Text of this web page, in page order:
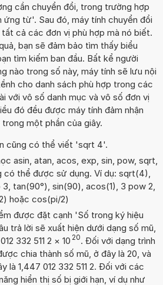
cần chuyển đổi, trong trường hợp
ứng từ'. Sau đó, máy tính chuyển đổi
cả các đơn vị phù hợp mà nó biết.
bạn sẽ đảm bảo tìm thấy biểu
tìm kiếm ban đầu. Bất kể người
nào trong số này, máy tính sẽ lưu nội
cho danh sách phù hợp trong các
với vô số danh mục và vô số đơn vị
đó đều được máy tính đảm nhận
một phần của giây.
cũng có thể viết 'sqrt 4'.
asin, atan, acos, exp, sin, pow, sqrt,
có thể được sử dụng. Ví dụ: sqrt(4),
tan(90°), sin(90), acos(1), 3 pow 2,
hoặc cos(pi/2)
được đặt cạnh 'Số trong ký hiệu
trả lời sẽ xuất hiện dưới dạng số mũ,
332 511 2 × 10 20. Đối với dạng trình
chia thành số mũ, ở đây là 20, và
là 1,447 012 332 511 2. Đối với các
hiển thị số bị giới hạn, ví dụ như